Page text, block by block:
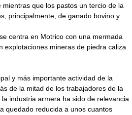
mientras que los pastos un tercio de la
principalmente, de ganado bovino y
centra en Motrico con una mermada
explotaciones mineras de piedra caliza
y más importante actividad de la
de la mitad de los trabajadores de la
industria armera ha sido de relevancia
quedado reducida a unos cuantos